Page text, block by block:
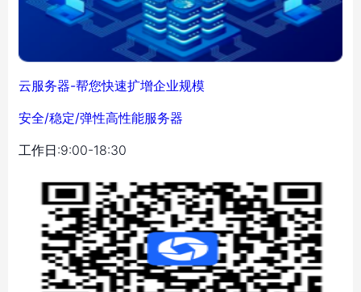
云服务器-帮您快速扩增企业规模
安全/稳定/弹性高性能服务器
工作日:9:00-18:30